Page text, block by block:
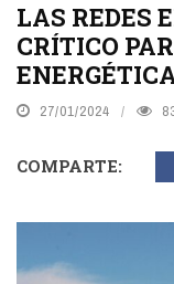
LAS REDES
CRÍTICO
27/01/2024
COMPARTE: